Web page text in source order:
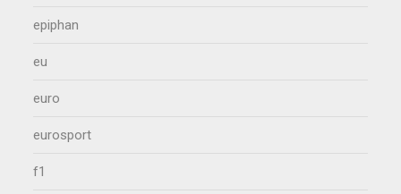
epiphan
eu
euro
eurosport
f1